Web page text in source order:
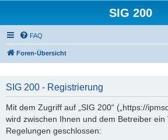
SIG 200
FAQ
Foren-Übersicht
SIG 200 - Registrierung
Mit dem Zugriff auf „SIG 200“ („https://
wird zwischen Ihnen und dem Betreiber ein
Regelungen geschlossen: